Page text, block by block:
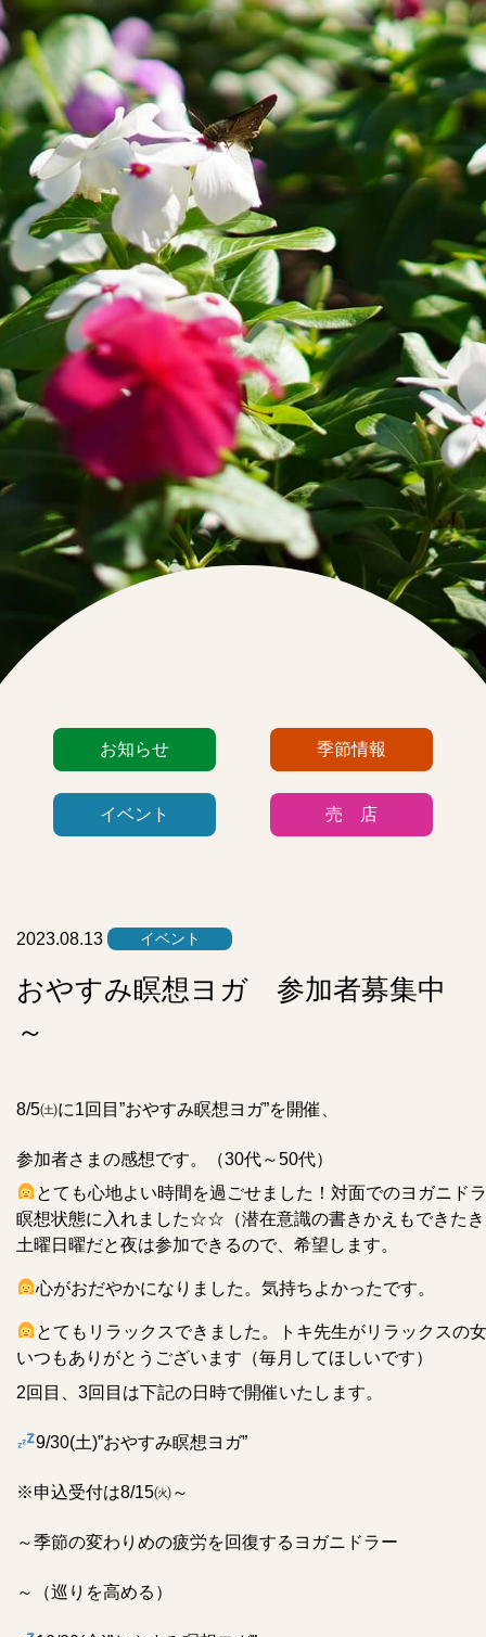
お知らせ 季節情報
イベント 売 店
2023.08.13 イベント
おやすみ瞑想ヨガ 参加者募集中
～
8/5㈯に1回目”おやすみ瞑想ヨガ”を開催、
参加者さまの感想です。（30代～50代）
とても心地よい時間を過ごせました！対面でのヨガニド
瞑想状態に入れました☆☆（潜在意識の書きかえもできた
土曜日曜だと夜は参加できるので、希望します。
心がおだやかになりました。気持ちよかったです。
とてもリラックスできました。トキ先生がリラックスの
いつもありがとうございます（毎月してほしいです）
2回目、3回目は下記の日時で開催いたします。
9/30(土)”おやすみ瞑想ヨガ”
※申込受付は8/15㈫～
～季節の変わりめの疲労を回復するヨガニドラー
～（巡りを高める）